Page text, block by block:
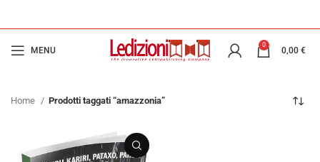
MENU
0
0,00 €
Home Prodotti taggati “amazzonia”